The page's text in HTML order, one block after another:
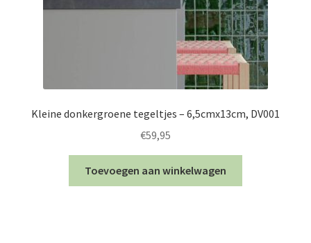
Kleine donkergroene tegeltjes – 6,5cmx13cm, DV001
€59,95
Toevoegen aan winkelwagen